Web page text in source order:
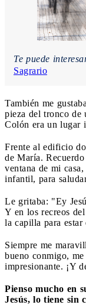
Te puede
Sagrario
También me
pieza del tronco de
Colón era un lugar
Frente al edificio
de María.
ventana de mi
infantil, para
Le gritaba: "Ey
Y en los recreos
la capilla para
Siempre me
bueno conmigo, me
impresionante. ¡Y
Pienso mucho en
Jesús, lo tiene sin